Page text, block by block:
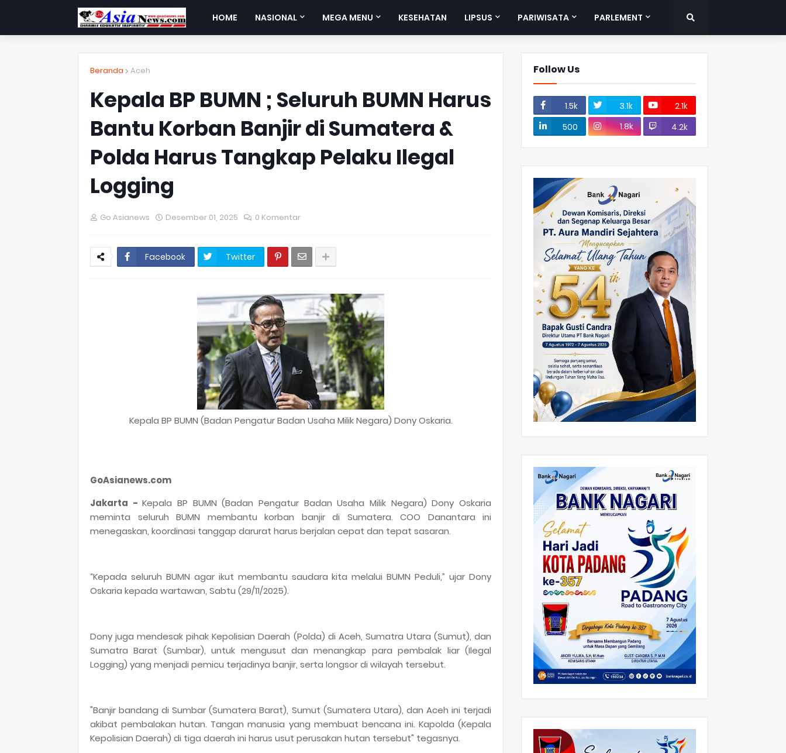
HOME NASIONAL MEGA MENU KESEHATAN LIPSUS PARIWISATA PARLEMENT
Beranda Aceh
Kepala BP BUMN ; Seluruh BUMN Harus
Bantu Korban Banjir di Sumatera &
Polda Harus Tangkap Pelaku Ilegal
Logging
Go Asianews Desember 01, 2025 0 Komentar
Facebook Twitter
Kepala BP BUMN (Badan Pengatur Badan Usaha Milik Negara) Dony Oskaria.
GoAsianews.com
Jakarta -Kepala BP BUMN (Badan Pengatur Badan Usaha Milik Negara) Dony Oskaria
meminta seluruh BUMN membantu korban banjir di Sumatera. COO Danantara ini
menegaskan, koordinasi tanggap darurat harus berjalan cepat dan tepat sasaran.
“Kepada seluruh BUMN agar ikut membantu saudara kita melalui BUMN Peduli,” ujar Dony
Oskaria kepada wartawan, Sabtu (29/11/2025).
Dony juga mendesak pihak Kepolisian Daerah (Polda) di Aceh, Sumatra Utara (Sumut), dan
Sumatra Barat (Sumbar), untuk mengusut dan menangkap para pembalak liar (Ilegal
Logging) yang menjadi pemicu terjadinya banjir, serta longsor di wilayah tersebut.
"Banjir bandang di Sumbar (Sumatera Barat), Sumut (Sumatera Utara), dan Aceh ini terjadi
akibat pembalakan hutan. Tangan manusia yang membuat bencana ini. Kapolda (Kepala
Kepolisian Daerah) di tiga daerah ini harus usut perusakan hutan tersebut" tegasnya.
Follow Us
1.5k 3.1k
2.1k
500
1.8k 4.2k